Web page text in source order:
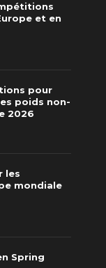
et en
pour
poids non-
2026
les
mondiale
Spring